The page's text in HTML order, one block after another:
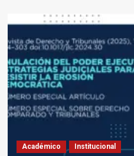
Académico Institucional